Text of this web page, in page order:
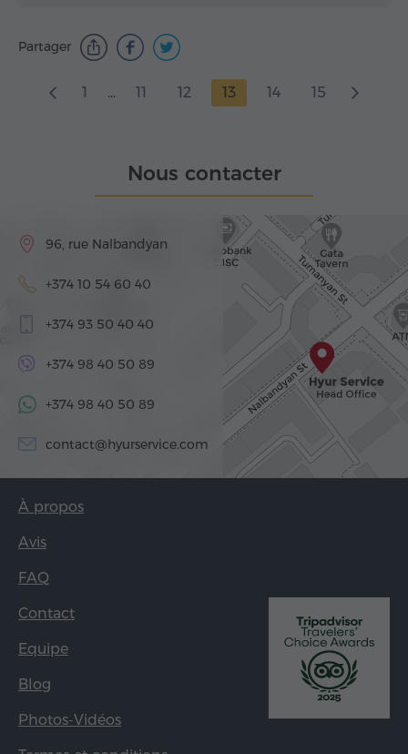
Partager
1 ... 11 12 13 14 15
Nous contacter
96, rue Nalbandyan
+374 10 54 60 40
+374 93 50 40 40
+374 98 40 50 89
+374 98 40 50 89
contact@hyurservice.com
À propos
Avis
FAQ
Contact
Equipe
Blog
Photos-Vidéos